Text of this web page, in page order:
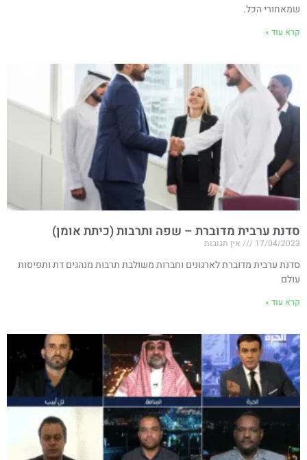
שמאחורי הכל.
קרא עוד »
סדנת ערבית מדוברת – שפה ותרבות (כיתת אומן)
17/04/2023 אין תגובות
סדנת ערבית מדוברת לארגונים וחברות משולבת תרבות מנהגים דת ותפיסות
עולם
קרא עוד »